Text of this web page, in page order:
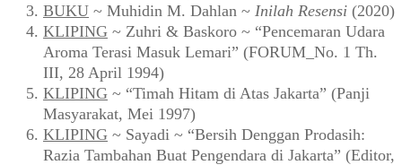
BUKU ~ Muhidin M. Dahlan ~ Inilah Resensi (2020)
KLIPING ~ Zuhri & Baskoro ~ “Pencemaran Udara
Aroma Terasi Masuk Lemari” (FORUM_No. 1 Th.
III, 28 April 1994)
KLIPING ~ “Timah Hitam di Atas Jakarta” (Panji
Masyarakat, Mei 1997)
KLIPING ~ Sayadi ~ “Bersih Denggan Prodasih:
Razia Tambahan Buat Pengendara di Jakarta” (Editor,